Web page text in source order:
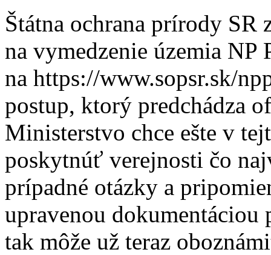
Štátna ochrana prírody
na vymedzenie územia NP
na https://www.sopsr.sk/
postup, ktorý predchádza
Ministerstvo chce ešte v
poskytnúť verejnosti čo
prípadné otázky a
upravenou dokumentáciou
tak môže už teraz